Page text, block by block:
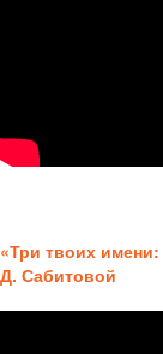
«Три твоих имени:
Д. Сабитовой